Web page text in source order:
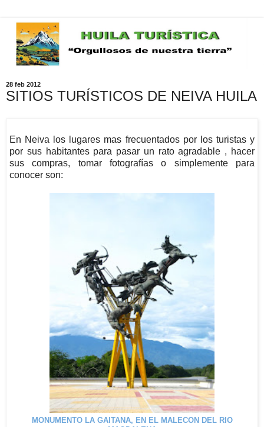
28 feb 2012
SITIOS TURÍSTICOS DE NEIVA HUILA
En Neiva los lugares mas frecuentados por los turistas y
por sus habitantes para pasar un rato agradable , hacer
sus compras, tomar fotografías o simplemente para
conocer son:
MONUMENTO LA GAITANA, EN EL MALECON DEL RIO